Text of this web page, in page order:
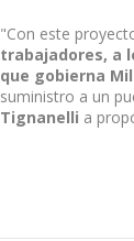
"Con este
trabajadores, a
que gobierna
suministro a un
Tignanelli a